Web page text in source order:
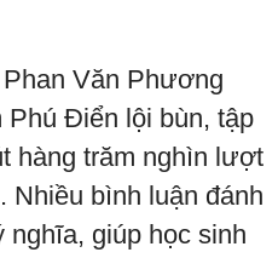
Văn Phương
Phú Điển lội bùn, tập
hàng trăm nghìn lượt
Nhiều bình luận đánh
nghĩa, giúp học sinh